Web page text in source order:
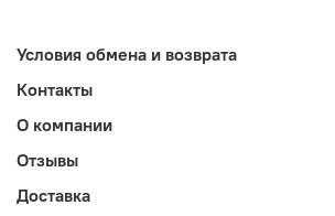
Условия обмена и возврата
Контакты
О компании
Отзывы
Доставка